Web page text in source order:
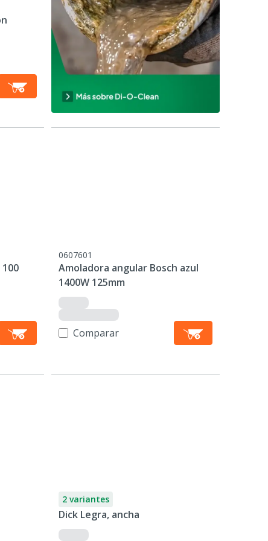
0607601
Amoladora angular Bosch azul
1400W 125mm
Comparar
2 variantes
Dick Legra, ancha